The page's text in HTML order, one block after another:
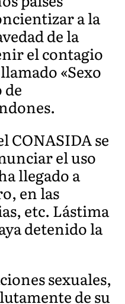
a la
de la
el contagio
«Sexo
de
CONASIDA se
el uso
llegado a
en las
etc. Lástima
detenido la
sexuales,
de su